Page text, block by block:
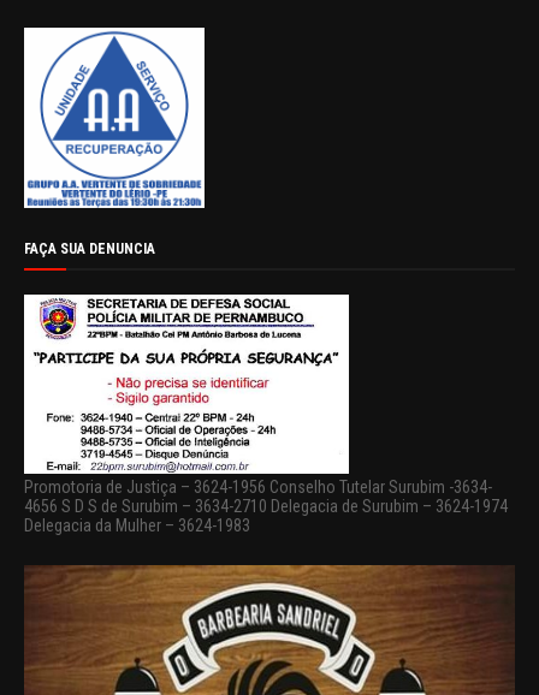
FAÇA SUA DENUNCIA
Promotoria de Justiça – 3624-1956 Conselho Tutelar Surubim -3634-
4656 S D S de Surubim – 3634-2710 Delegacia de Surubim – 3624-1974
Delegacia da Mulher – 3624-1983